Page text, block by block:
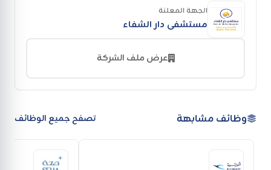
الجهة المعلنة
مستشفى دار الشفاء
عرض ملف الشركة
وظائف مشابهة تصفح جميع الوظائف